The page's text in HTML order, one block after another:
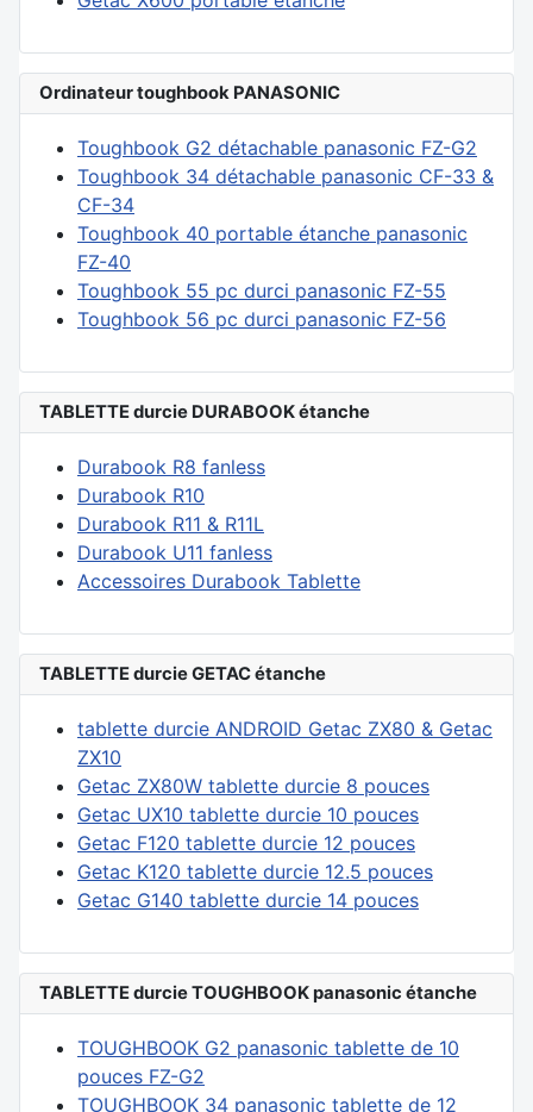
Ordinateur toughbook PANASONIC
Toughbook G2 détachable panasonic FZ-G2
Toughbook 34 détachable panasonic CF-33 &
CF-34
Toughbook 40 portable étanche panasonic
FZ-40
Toughbook 55 pc durci panasonic FZ-55
Toughbook 56 pc durci panasonic FZ-56
TABLETTE durcie DURABOOK étanche
Durabook R8 fanless
Durabook R10
Durabook R11 & R11L
Durabook U11 fanless
Accessoires Durabook Tablette
TABLETTE durcie GETAC étanche
tablette durcie ANDROID Getac ZX80 & Getac
ZX10
Getac ZX80W tablette durcie 8 pouces
Getac UX10 tablette durcie 10 pouces
Getac F120 tablette durcie 12 pouces
Getac K120 tablette durcie 12.5 pouces
Getac G140 tablette durcie 14 pouces
TABLETTE durcie TOUGHBOOK panasonic étanche
TOUGHBOOK G2 panasonic tablette de 10
pouces FZ-G2
TOUGHBOOK 34 panasonic tablette de 12